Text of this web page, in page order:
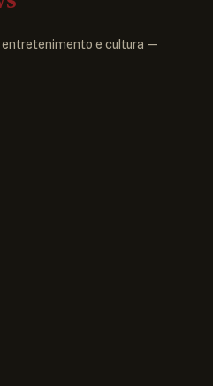
entretenimento e cultura —